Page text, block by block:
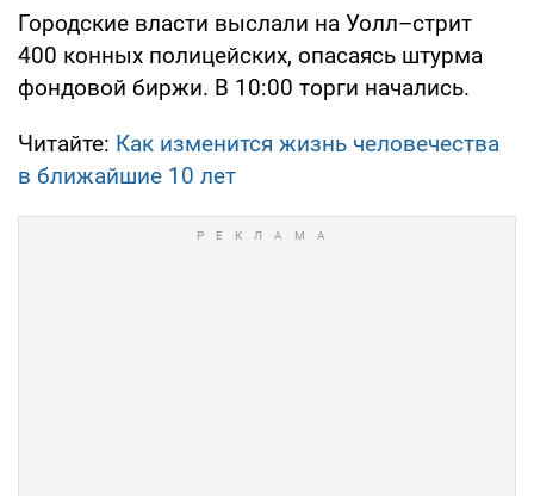
Городские власти выслали на Уолл–стрит
400 конных полицейских, опасаясь штурма
фондовой биржи. В 10:00 торги начались.
Читайте: Как изменится жизнь человечества
в ближайшие 10 лет